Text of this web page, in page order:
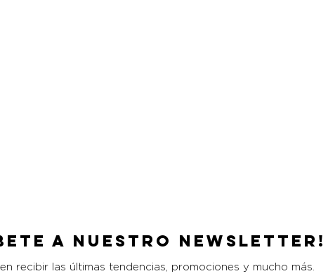
a nuestro Newsletter!
recibir las últimas tendencias, promociones y mucho más.